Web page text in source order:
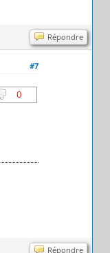
Répondre
#7
0
Répondre